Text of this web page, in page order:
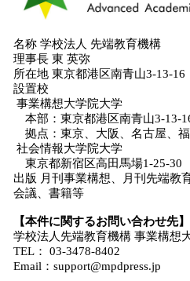
名称 学校法人 先端教育機構
理事長 東 英弥
所在地 東京都港区南青山3-13-16
設置校
事業構想大学院大学
本部：東京都港区南青山3-13-
拠点：東京、大阪、名古屋、福
社会情報大学院大学
東京都新宿区高田馬場1-25-30
出版 月刊事業構想、月刊先端教
会議、書籍等
【本件に関するお問い合わせ先】
学校法人先端教育機構 事業構想
TEL： 03-3478-8402
Email：support@mpdpress.jp